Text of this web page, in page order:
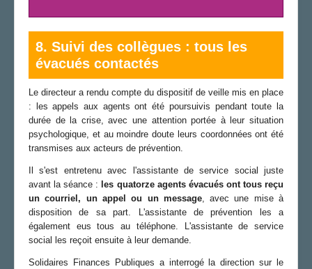
8. Suivi des collègues : tous les
évacués contactés
Le directeur a rendu compte du dispositif de veille mis en place
: les appels aux agents ont été poursuivis pendant toute la
durée de la crise, avec une attention portée à leur situation
psychologique, et au moindre doute leurs coordonnées ont été
transmises aux acteurs de prévention.
Il s'est entretenu avec l'assistante de service social juste
avant la séance : les quatorze agents évacués ont tous reçu
un courriel, un appel ou un message, avec une mise à
disposition de sa part. L'assistante de prévention les a
également eus tous au téléphone. L'assistante de service
social les reçoit ensuite à leur demande.
Solidaires Finances Publiques a interrogé la direction sur le